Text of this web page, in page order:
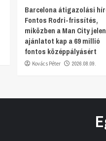
Barcelona átigazolási
Fontos Rodri-frissítés,
miközben a Man City
ajánlatot kap a 69 millió
fontos középpályásért
Kovács Péter 2026.08.09.